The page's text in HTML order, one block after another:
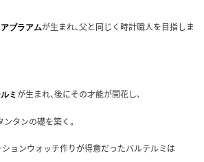
ブラアムが生まれ、父と同じく時計職人を目指しま
ミ が生まれ、後にその才能が開花し、
タンの礎を築く。
ョンウォッチ作りが得意だったバルテルミは